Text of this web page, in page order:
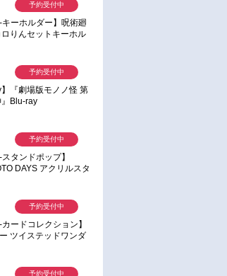
-キーホルダー】呪術廻
りんセットキーホル
メイト特典付】
予約受付中
】『劇場版モノノ怪 第
』Blu-ray
予約受付中
スタンドポップ】
DAYS アクリルスタ
Afternoon～ 4.南雲
予約受付中
カードコレクション】
ツイステッドワンダ
ンダムカードコレク
予約受付中
予約受付中